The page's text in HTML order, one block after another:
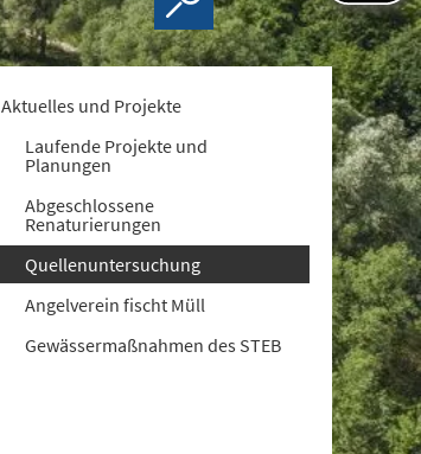
Aktuelles und Projekte
Laufende Projekte und
Planungen
Abgeschlossene
Renaturierungen
Quellenuntersuchung
Angelverein fischt Müll
Gewässermaßnahmen des STEB